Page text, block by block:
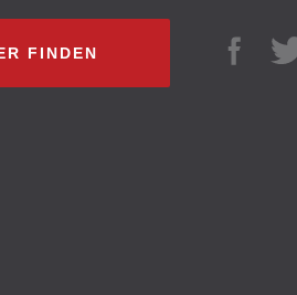
FINDEN